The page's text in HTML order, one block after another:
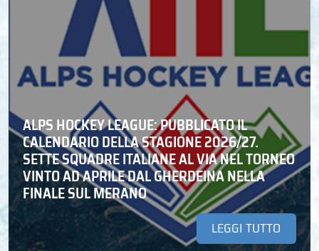
ALPS HOCKEY LEAGUE: PUBBLICATO IL
CALENDARIO DELLA STAGIONE 2026/27.
SETTE SQUADRE ITALIANE AL VIA NEL TORNEO
VINTO AD APRILE DAL GHERDEINA NELLA
FINALE SUL MERANO
LEGGI TUTTO